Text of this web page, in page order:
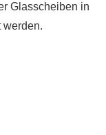
Glasscheiben in
werden.